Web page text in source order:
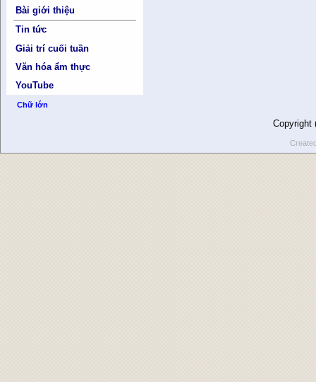
Bài giới thiệu
Tin tức
Giải trí cuối tuần
Văn hóa ẩm thực
YouTube
Chữ lớn
Copyright